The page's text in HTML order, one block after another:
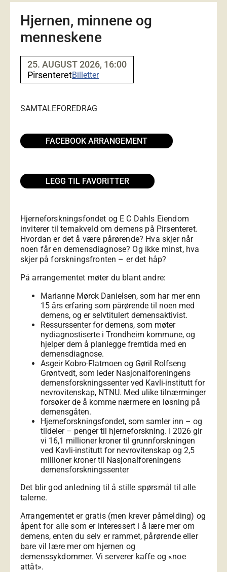
Hjernen, minnene og
menneskene
25. AUGUST 2026, 16:00
PirsenteretBilletter
SAMTALEFOREDRAG
FACEBOOK ARRANGEMENT
LEGG TIL FAVORITTER
Hjerneforskningsfondet og E C Dahls Eiendom
inviterer til temakveld om demens på Pirsenteret.
Hvordan er det å være pårørende? Hva skjer når
noen får en demensdiagnose? Og ikke minst, hva
skjer på forskningsfronten – er det håp?
På arrangementet møter du blant andre:
Marianne Mørck Danielsen, som har mer enn
15 års erfaring som pårørende til noen med
demens, og er selvtitulert demensaktivist.
Ressurssenter for demens, som møter
nydiagnostiserte i Trondheim kommune, og
hjelper dem å planlegge fremtida med en
demensdiagnose.
Asgeir Kobro-Flatmoen og Gøril Rolfseng
Grøntvedt, som leder Nasjonalforeningens
demensforskningssenter ved Kavli-institutt for
nevrovitenskap, NTNU. Med ulike tilnærminger
forsøker de å komme nærmere en løsning på
demensgåten.
Hjerneforskningsfondet, som samler inn – og
tildeler – penger til hjerneforskning. I 2026 gir
vi 16,1 millioner kroner til grunnforskningen
ved Kavli-institutt for nevrovitenskap og 2,5
millioner kroner til Nasjonalforeningens
demensforskningssenter
Det blir god anledning til å stille spørsmål til alle
talerne.
Arrangementet er gratis (men krever påmelding) og
åpent for alle som er interessert i å lære mer om
demens, enten du selv er rammet, pårørende eller
bare vil lære mer om hjernen og
demenssykdommer. Vi serverer kaffe og «noe
attåt».